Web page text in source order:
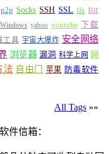
p2p Socks SSH SSL tls tor
Windows yahoo youtube 下载
工具 宇宙大爆炸 安全网络
浏览器 漏洞 科学上网 网
法 自由门 苹果 防毒软件
All Tags »»
件信箱：